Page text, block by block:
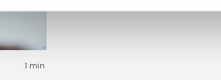
1 min